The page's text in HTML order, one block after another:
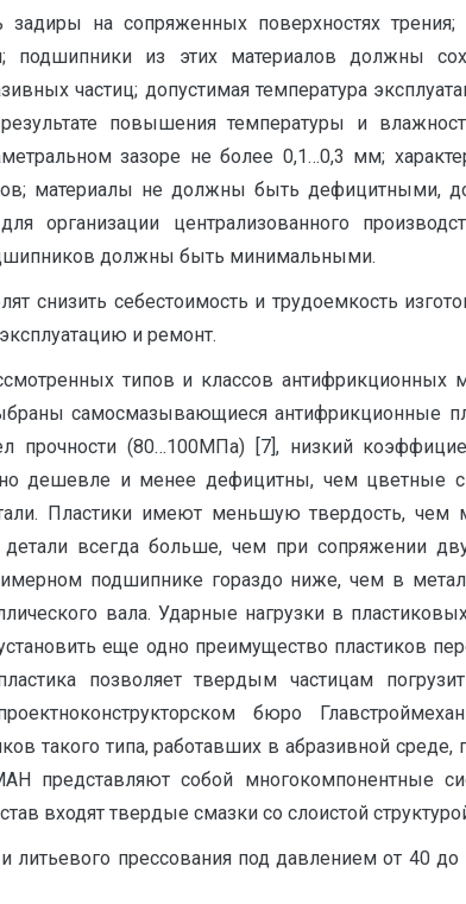
на сопряженных поверхностях трения;
из этих материалов должны
частиц; допустимая температура
повышения температуры и
зазоре не более 0,1…0,3 мм;
материалы не должны быть дефицитными,
организации централизованного
должны быть минимальными.
снизить себестоимость и трудоемкость
и ремонт.
типов и классов антифрикционных
самосмазывающиеся антифрикционные
прочности (80…100МПа) [7], низкий
дешевле и менее дефицитны, чем цветные
Пластики имеют меньшую твердость, чем
всегда больше, чем при сопряжении
подшипнике гораздо ниже, чем в
вала. Ударные нагрузки в
еще одно преимущество пластиков
позволяет твердым частицам
бюро
такого типа, работавших в абразивной среде,
представляют собой многокомпонентные
входят твердые смазки со слоистой
литьевого прессования под давлением от 40